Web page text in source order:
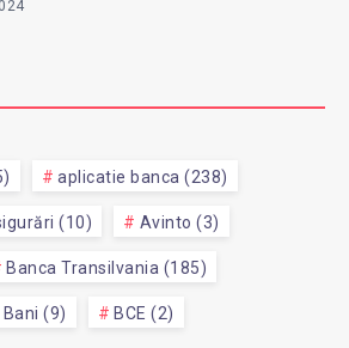
aplicatie banca (238)
(10) Avinto (3)
Banca Transilvania (185)
Bani (9) BCE (2)